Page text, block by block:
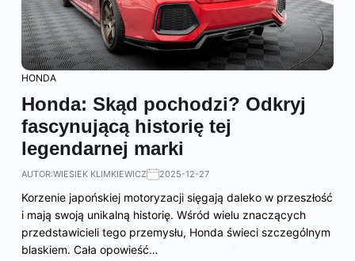
HONDA
Honda: Skąd pochodzi? Odkryj
fascynującą historię tej
legendarnej marki
AUTOR:WIESIEK KLIMKIEWICZ 2025-12-27
Korzenie japońskiej motoryzacji sięgają daleko w przeszłość
i mają swoją unikalną historię. Wśród wielu znaczących
przedstawicieli tego przemysłu, Honda świeci szczególnym
blaskiem. Cała opowieść…